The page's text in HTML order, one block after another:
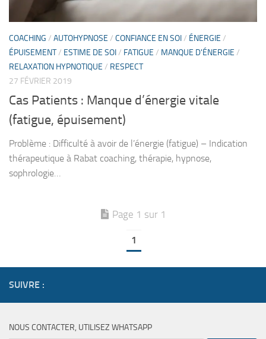
COACHING / AUTOHYPNOSE / CONFIANCE EN SOI/ ÉNERGIE /
ÉPUISEMENT/ ESTIME DE SOI/ FATIGUE / MANQUE D'ÉNERGIE /
RELAXATION HYPNOTIQUE / RESPECT
27 FÉVRIER 2019
Cas Patients : Manque d’énergie vitale
(fatigue, épuisement)
Problème : Difficulté à avoir de l’énergie (fatigue) – Indication
thérapeutique à Rabat coaching, thérapie, hypnose,
sophrologie…
Page 1 sur 1
1
SUIVRE :
NOUS CONTACTER, UTILISEZ WHATSAPP